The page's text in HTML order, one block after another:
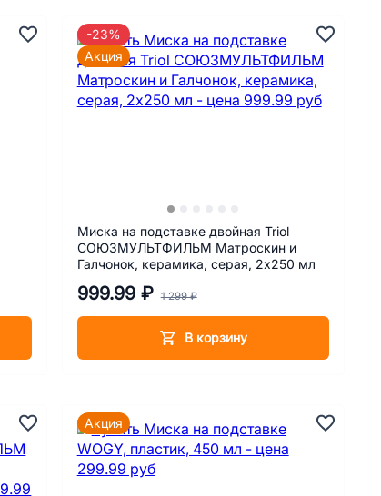
Миска на подставке двойная Triol
СОЮЗМУЛЬТФИЛЬМ Матроскин и
Галчонок, керамика, серая, 2х250 мл
999.99 ₽ 1 299 ₽
В корзину
-23%
Акция
Акция